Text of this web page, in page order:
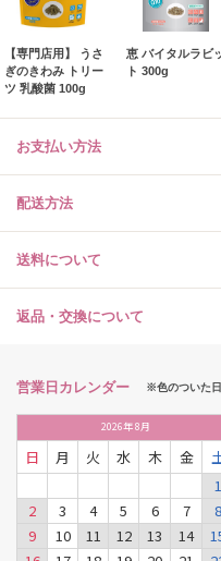
【専門店用】 うさ
ぎのきわみ トリー
ツ 乳酸菌 100g
恵 バイタルラビ
ト 300g
お支払い方法
配送方法
送料について
返品・交換について
営業日カレンダー ※色のついた日
2026年8月
日 月 火 水 木 金
1
2
3 4 5 6 7
8
9
10 11 12 13 14